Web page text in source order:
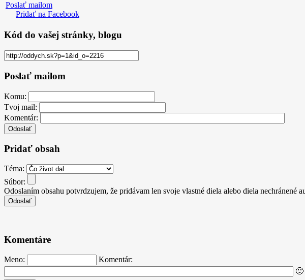
Poslať mailom
Pridať na Facebook
Kód do vašej stránky, blogu
Poslať mailom
Komu:
Tvoj mail:
Komentár:
Pridať obsah
Téma:
Súbor:
Odoslaním obsahu potvrdzujem, že pridávam len svoje vlastné diela alebo diela nechránené
Komentáre
Meno:
Komentár:
🙂